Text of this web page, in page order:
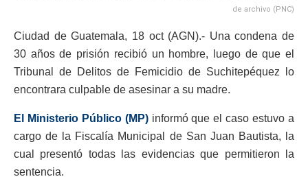
de archivo (PNC)
Ciudad de Guatemala, 18 oct (AGN).- Una condena de
30 años de prisión recibió un hombre, luego de que el
Tribunal de Delitos de Femicidio de Suchitepéquez lo
encontrara culpable de asesinar a su madre.
El Ministerio Público (MP)informó que el caso estuvo a
cargo de la Fiscalía Municipal de San Juan Bautista, la
cual presentó todas las evidencias que permitieron la
sentencia.